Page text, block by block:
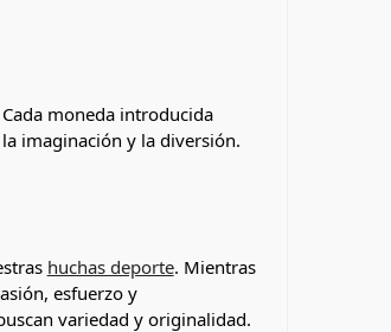
moneda introducida
imaginación y la diversión.
huchas deporte. Mientras
esfuerzo y
variedad y originalidad.